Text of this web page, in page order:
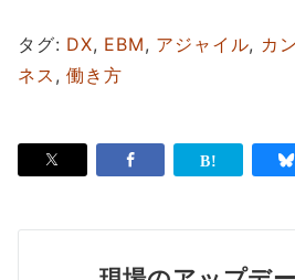
タグ: DX, EBM, アジャイル, カ
ネス ,働き方